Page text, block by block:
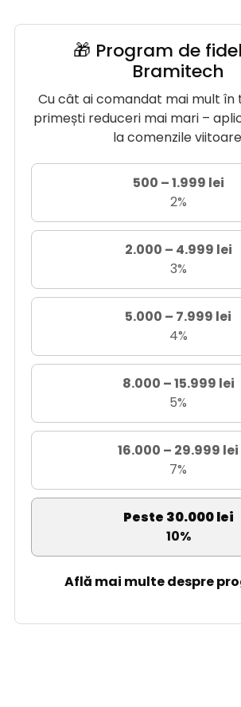
🎁 Program de
Bramitech
Cu cât ai comandat mai mult în
primești reduceri mai mari –
la comenzile
500 – 1.999 lei
2%
2.000 – 4.999 lei
3%
5.000 – 7.999 lei
4%
8.000 – 15.999 lei
5%
16.000 – 29.999 lei
7%
Peste 30.000 lei
10%
Află mai multe despre